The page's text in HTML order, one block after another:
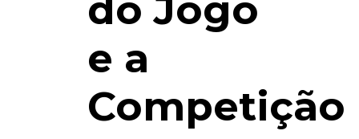
do Jogo
e a
Competição